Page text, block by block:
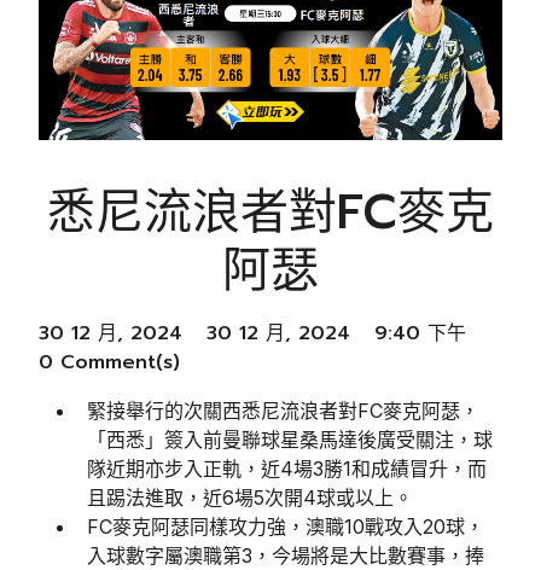
悉尼流浪者對FC麥克
阿瑟
30 12 月, 2024 30 12 月, 2024
9:40 下午
0 Comment(s)
緊接舉行的次關西悉尼流浪者對FC麥克阿瑟，
「西悉」簽入前曼聯球星桑馬達後廣受關注，球
隊近期亦步入正軌，近4場3勝1和成績冒升，而
且踢法進取，近6場5次開4球或以上。
FC麥克阿瑟同樣攻力強，澳職10戰攻入20球，
入球數字屬澳職第3，今場將是大比數賽事，捧